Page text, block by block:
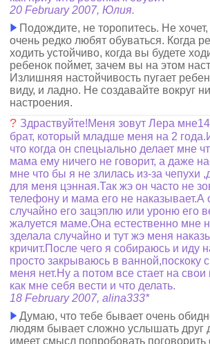
20 February 2007, Юлия.
Подождите, не торопитесь. Не
очень редко любят обуваться. Когда
ходить устойчиво, когда вы будете
ребенок поймет, зачем вы на этом
Излишняя настойчивость пугает
виду, и ладно. Не создавайте вокруг
настроения.
? Здраствуйте!Меня зовут Лера
брат, который младше меня на 2
что когда он спецыально делает мне
мама ему ничего не говорит, а даже
мне что бы я не злилась из-за чепухи
для меня цэнная.Так жэ он часто не
телефону и мама его не наказывает.А
случайно его зацэплю или уроню его
жалуется маме.Она естественно мне
зделала случайно и тут жэ меня
кричит.После чего я собираюсь и иду
просто закрываюсь в ванной,поскоку
меня нет.Ну а потом все стает на
как мне себя вести и что делать.
18 February 2007, alina333*
Думаю, что тебе бывает очень
людям бывает сложно услышать друг
имеет смысл попробовать поговорить